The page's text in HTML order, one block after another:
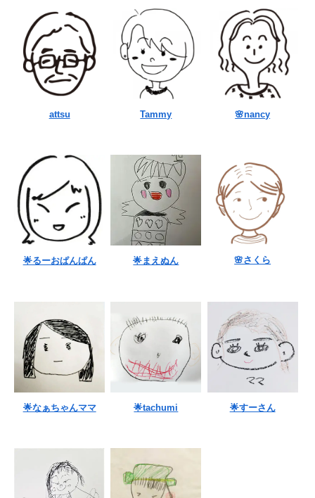
attsu Tammy 🌸nancy
🌟るーおぱんぱん 🌟まえぬん 🌸さくら
🌟なぁちゃんママ 🌟tachumi 🌟すーさん